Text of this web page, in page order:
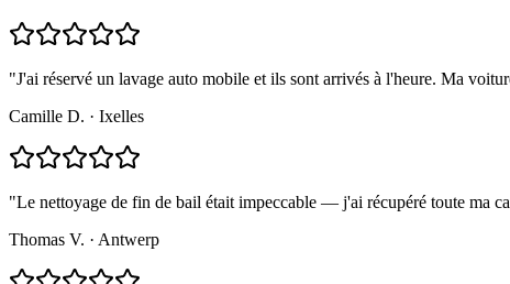
"J'ai réservé un lavage auto mobile et ils sont arrivés à l'heure. Ma
Camille D. · Ixelles
"Le nettoyage de fin de bail était impeccable — j'ai récupéré toute ma
Thomas V. · Antwerp